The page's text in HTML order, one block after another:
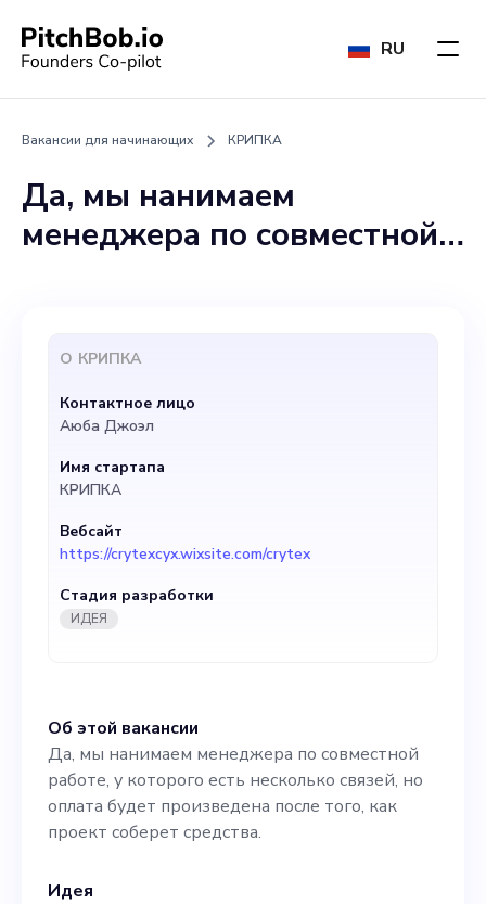
RU
Вакансии для начинающих КРИПКА
Да, мы нанимаем
менеджера по совместной
оплата будет произведена
после того, как проект
соберет средства.
Об этой вакансии
Да, мы нанимаем менеджера по совместной
работе, у которого есть несколько связей, но
оплата будет произведена после того, как
проект соберет средства.
Идея
О КРИПКА
Контактное лицо
Аюба Джоэл
Имя стартапа
КРИПКА
Вебсайт
https://crytexcyx.wixsite.com/crytex
Стадия разработки
ИДЕЯ